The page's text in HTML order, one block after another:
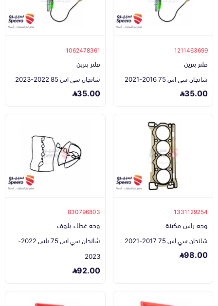
1211463699
فلتر بنزين
شانجان سي اس 75 2016-2021
35.00
1062478361
فلتر بنزين
شانجان سي اس 85 2022-2023
35.00
1331129254
وجه راس مكينة
شانجان سي اس 75 2017-2021
98.00
830796803
وجه غطاء بلوف
شانجان سي اس 75 بلس 2022-
2023
92.00